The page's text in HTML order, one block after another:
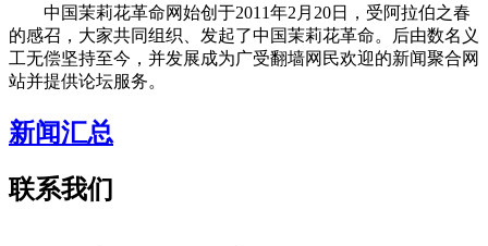
中国茉莉花革命网始创于2011年2月20日，受阿拉伯之春
的感召，大家共同组织、发起了中国茉莉花革命。后由数名义
工无偿坚持至今，并发展成为广受翻墙网民欢迎的新闻聚合网
站并提供论坛服务。
新闻汇总
联系我们